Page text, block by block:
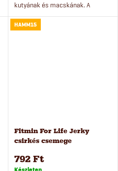
kutyának és macskának. A
jutalomfalat 100% húst tartalmaz,
színezék és gabona nélkül.
HAMM15
Fitmin For Life Jerky
csirkés csemege
70 g
792 Ft